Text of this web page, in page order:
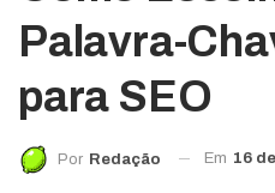
Palavra-
para SEO
Por Redação Em 16